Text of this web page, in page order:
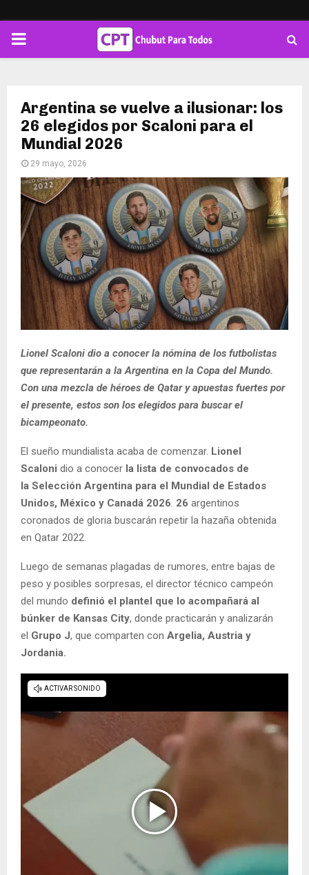
PRIMARY
Argentina se vuelve a ilusionar: los
26 elegidos por Scaloni para el
Mundial 2026
29 mayo, 2026
Lionel Scaloni dio a conocer la nómina de los futbolistas
que representarán a la Argentina en la Copa del Mundo.
Con una mezcla de héroes de Qatar y apuestas fuertes por
el presente, estos son los elegidos para buscar el
bicampeonato.
El sueño mundialista acaba de comenzar. Lionel
Scaloni dio a conocer la lista de convocados de
la Selección Argentina para el Mundial de Estados
Unidos, México y Canadá 2026. 26 argentinos
coronados de gloria buscarán repetir la hazaña obtenida
en Qatar 2022.
Luego de semanas plagadas de rumores, entre bajas de
peso y posibles sorpresas, el director técnico campeón
del mundo definió el plantel que lo acompañará al
búnker de Kansas City, donde practicarán y analizarán
el Grupo J, que comparten con Argelia, Austria y
Jordania.